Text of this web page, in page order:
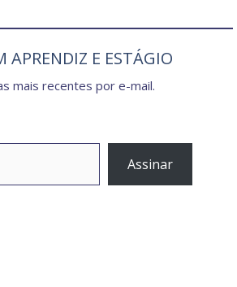
E ESTÁGIO
mais recentes por e-mail.
Assinar